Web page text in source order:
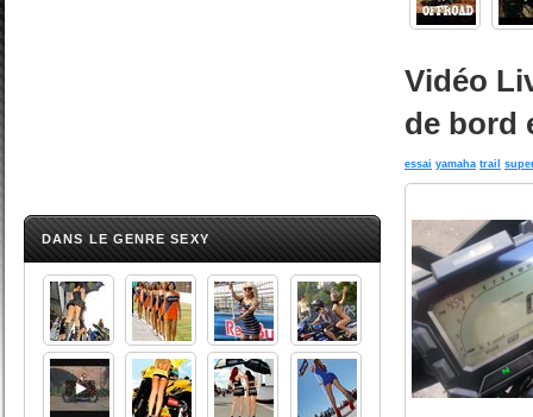
DANS LE GENRE SEXY
Vidéo
de bord
essai yamaha trail